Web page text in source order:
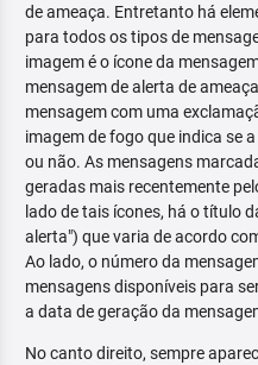
de ameaça. Entretanto há
para todos os tipos de
imagem é o ícone da
mensagem de alerta de
mensagem com uma
imagem de fogo que indica se
ou não. As mensagens
geradas mais recentemente
lado de tais ícones, há o título
alerta") que varia de acordo
Ao lado, o número da
mensagens disponíveis para
a data de geração da
No canto direito, sempre